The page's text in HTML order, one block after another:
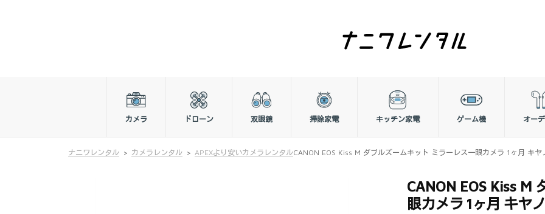
カメラ ドローン 双眼鏡 掃除家電 キッチン家電 ゲーム機 オー
ナニワレンタル カメラレンタル APEXより安いカメラレンタルCANON EOS Kiss M ダブルズームキット ミラーレス一眼カメラ 1ヶ月 キ
CANON EOS Kiss M
眼カメラ 1ヶ月 キヤ